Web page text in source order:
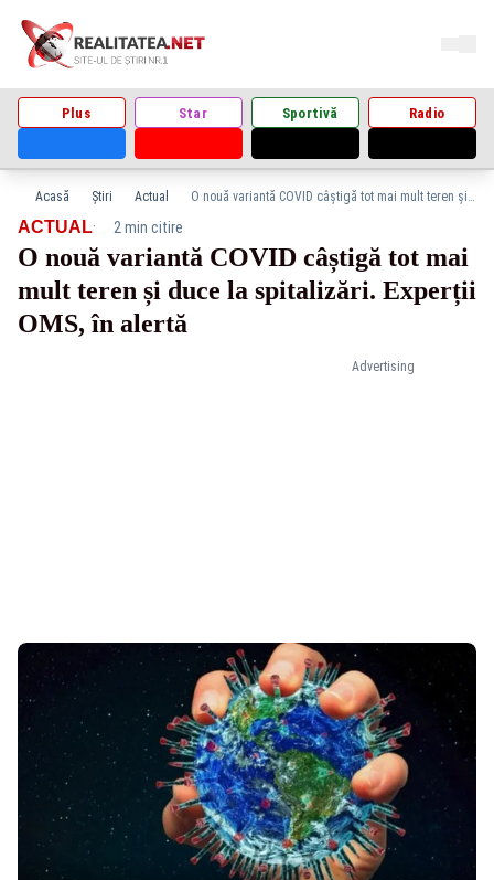
Plus Star Sportivă Radio
Acasă Știri Actual O nouă variantă COVID câștigă tot mai mult teren și duce la spitalizări. Experții OMS, în alertă
Advertising
ACTUAL· 2 min citire
O nouă variantă COVID câștigă tot mai
mult teren și duce la spitalizări. Experții
OMS, în alertă